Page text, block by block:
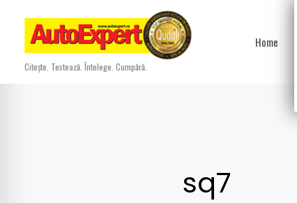
content
Citește. Testează. Întelege. Cumpără.
Home
sq7